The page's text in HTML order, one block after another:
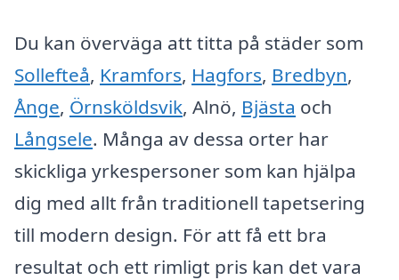
Du kan överväga att titta på städer som
Sollefteå, Kramfors, Hagfors, Bredbyn,
Ånge, Örnsköldsvik, Alnö, Bjästa och
Långsele. Många av dessa orter har
skickliga yrkespersoner som kan hjälpa
dig med allt från traditionell tapetsering
till modern design. För att få ett bra
resultat och ett rimligt pris kan det vara